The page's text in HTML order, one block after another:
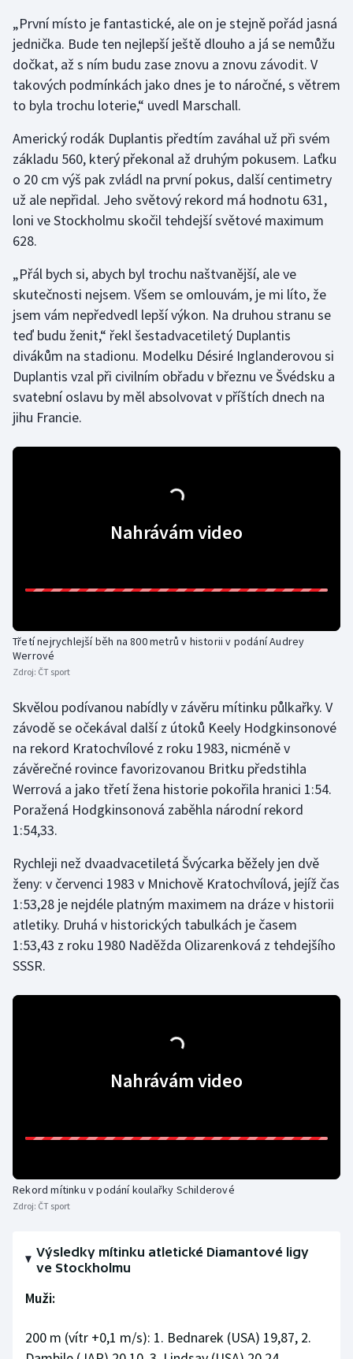
Plavání
Plážový volejbal
Rychlobruslení
Rychlostní kanoistika
Short track
Sportovní střelba
Stolní tenis
Triatlon
Veslování
Vodní slalom
„První místo je fantastické, ale on je stejně pořád jasná
jednička. Bude ten nejlepší ještě dlouho a já se nemůžu
dočkat, až s ním budu zase znovu a znovu závodit. V
takových podmínkách jako dnes je to náročné, s větrem
to byla trochu loterie,“ uvedl Marschall.
Americký rodák Duplantis předtím zaváhal už při svém
základu 560, který překonal až druhým pokusem. Laťku
o 20 cm výš pak zvládl na první pokus, další centimetry
už ale nepřidal. Jeho světový rekord má hodnotu 631,
loni ve Stockholmu skočil tehdejší světové maximum
628.
„Přál bych si, abych byl trochu naštvanější, ale ve
skutečnosti nejsem. Všem se omlouvám, je mi líto, že
jsem vám nepředvedl lepší výkon. Na druhou stranu se
teď budu ženit,“ řekl šestadvacetiletý Duplantis
divákům na stadionu. Modelku Désiré Inglanderovou si
Duplantis vzal při civilním obřadu v březnu ve Švédsku a
svatební oslavu by měl absolvovat v příštích dnech na
jihu Francie.
Nahrávám video
Třetí nejrychlejší běh na 800 metrů v historii v podání Audrey
Werrové
Zdroj: ČT sport
Skvělou podívanou nabídly v závěru mítinku půlkařky. V
závodě se očekával další z útoků Keely Hodgkinsonové
na rekord Kratochvílové z roku 1983, nicméně v
závěrečné rovince favorizovanou Britku předstihla
Werrová a jako třetí žena historie pokořila hranici 1:54.
Poražená Hodgkinsonová zaběhla národní rekord
1:54,33.
Rychleji než dvaadvacetiletá Švýcarka běžely jen dvě
ženy: v červenci 1983 v Mnichově Kratochvílová, jejíž čas
1:53,28 je nejdéle platným maximem na dráze v historii
atletiky. Druhá v historických tabulkách je časem
1:53,43 z roku 1980 Naděžda Olizarenková z tehdejšího
SSSR.
Nahrávám video
Rekord mítinku v podání koulařky Schilderové
Zdroj: ČT sport
Výsledky mítinku atletické Diamantové ligy
ve Stockholmu
Muži:
200 m (vítr +0,1 m/s): 1. Bednarek (USA) 19,87, 2.